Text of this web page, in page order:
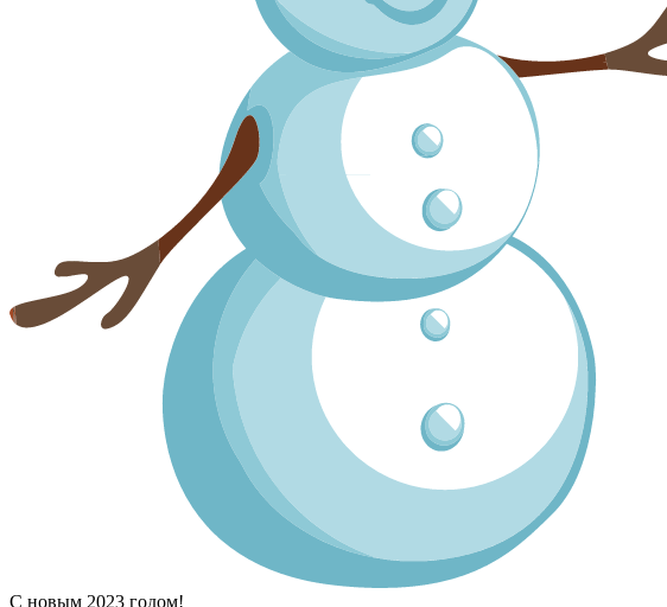
С новым 2023 годом!